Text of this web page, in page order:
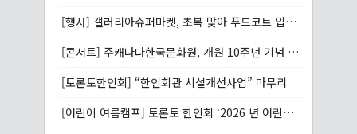
[행사] 갤러리아슈퍼마켓, 초복 맞아 푸드코트 입점업체와 함께 삼계탕 나눔행사 개최
[콘서트] 주캐나다한국문화원, 개원 10주년 기념 콘서트 개최
[토론토한인회] “한인회관 시설개선사업” 마무리
[어린이 여름캠프] 토론토 한인회 ‘2026 년 어린이 여름캠프’를 운영